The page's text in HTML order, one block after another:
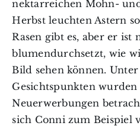
nektarreichen Mohn-
Herbst leuchten Astern
Rasen gibt es, aber er ist
blumendurchsetzt, wie
Bild sehen können.
Gesichtspunkten
Neuerwerbungen
sich Conni zum Beispiel